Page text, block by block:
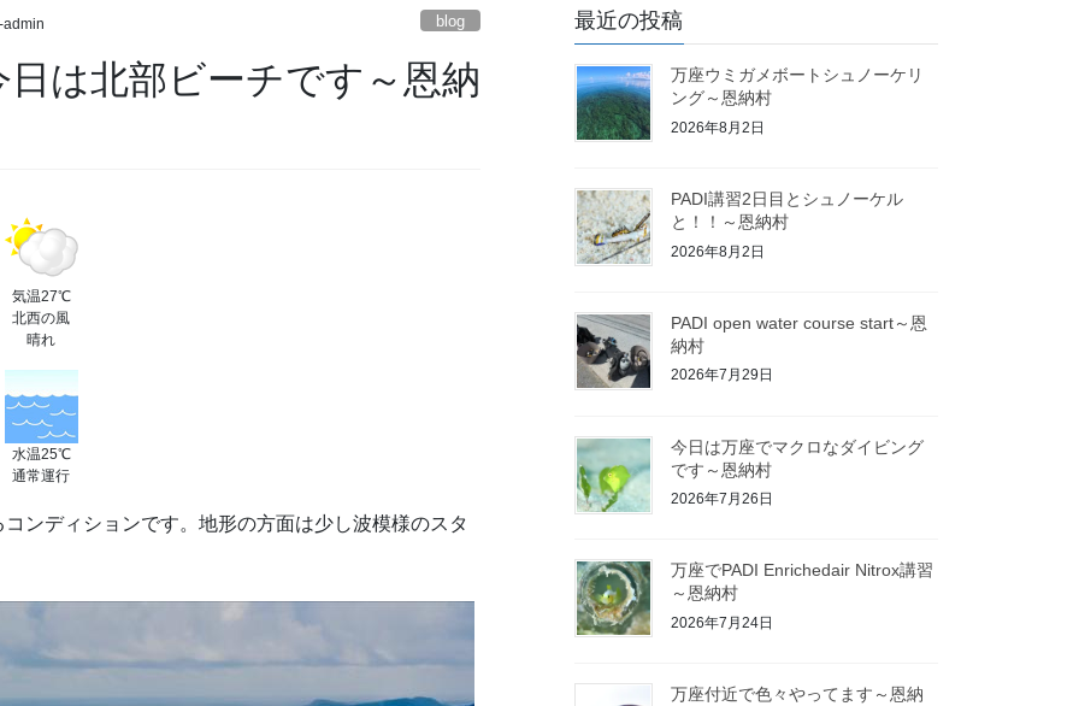
blog
は北部ビーチです～恩納
気温27℃
北西の風
晴れ
水温25℃
通常運行
ンディションです。地形の方面は少し波模様のスタ
最近の投稿
万座ウミガメボートシュノーケリ
ング～恩納村
2026年8月2日
PADI講習2日目とシュノーケル
と！！～恩納村
2026年8月2日
PADI open water course start～恩
納村
2026年7月29日
今日は万座でマクロなダイビング
です～恩納村
2026年7月26日
万座でPADI Enrichedair Nitrox講習
～恩納村
2026年7月24日
万座付近で色々やってます～恩納